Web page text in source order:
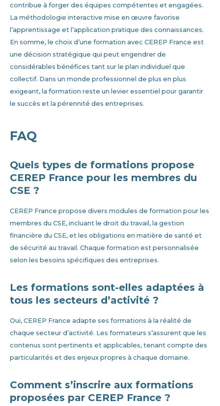
contribue à forger des équipes compétentes et engagées.
La méthodologie interactive mise en œuvre favorise
l’apprentissage et l’application pratique des connaissances.
En somme, le choix d’une formation avec CEREP France est
une décision stratégique qui peut engendrer de
considérables bénéfices tant sur le plan individuel que
collectif. Dans un monde professionnel de plus en plus
exigeant, la formation reste un levier essentiel pour garantir
le succès et la pérennité des entreprises.
FAQ
Quels types de formations propose
CEREP France pour les membres du
CSE ?
CEREP France propose divers modules de formation pour les
membres du CSE, incluant le droit du travail, la gestion
financière du CSE, et les obligations en matière de santé et
de sécurité au travail. Chaque formation est personnalisée
selon les besoins spécifiques des entreprises.
Les formations sont-elles adaptées à
tous les secteurs d’activité ?
Oui, CEREP France adapte ses formations à la réalité de
chaque secteur d’activité. Les formateurs s’assurent que les
contenus sont pertinents et applicables, tenant compte des
particularités et des enjeux propres à chaque domaine.
Comment s’inscrire aux formations
proposées par CEREP France ?